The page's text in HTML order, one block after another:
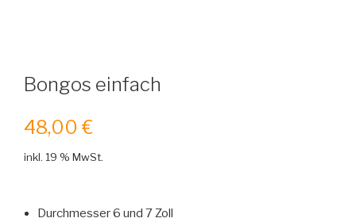
Bongos einfach
48,00 €
inkl. 19 % MwSt.
Durchmesser 6 und 7 Zoll